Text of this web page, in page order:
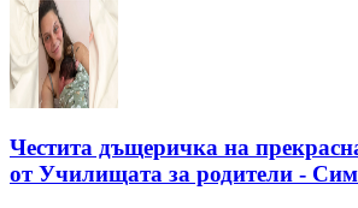
Честита дъщеричка на
от Училищата за родители -